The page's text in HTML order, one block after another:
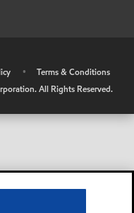
•
Terms & Conditions
All Rights Reserved.